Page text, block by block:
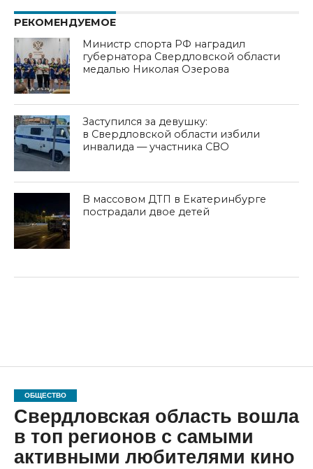
РЕКОМЕНДУЕМОЕ
Министр спорта РФ наградил
губернатора Свердловской области
медалью Николая Озерова
Заступился за девушку:
в Свердловской области избили
инвалида — участника СВО
В массовом ДТП в Екатеринбурге
пострадали двое детей
ОБЩЕСТВО
Свердловская область вошла
в топ регионов с самыми
активными любителями кино